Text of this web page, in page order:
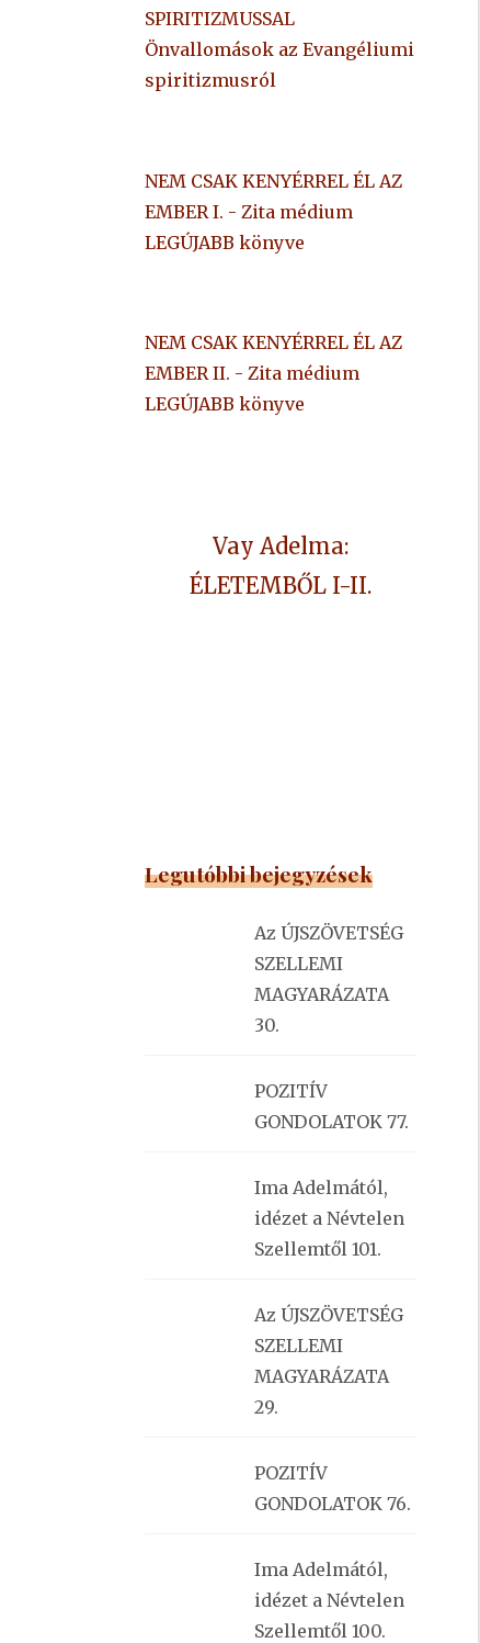
SPIRITIZMUSSAL
Önvallomások az Evangéliumi
spiritizmusról
NEM CSAK KENYÉRREL ÉL AZ
EMBER I. - Zita médium
LEGÚJABB könyve
NEM CSAK KENYÉRREL ÉL AZ
EMBER II. - Zita médium
LEGÚJABB könyve
Vay Adelma:
ÉLETEMBŐL I-II.
Legutóbbi bejegyzések
Az ÚJSZÖVETSÉG
SZELLEMI
MAGYARÁZATA
30.
POZITÍV
GONDOLATOK 77.
Ima Adelmától,
idézet a Névtelen
Szellemtől 101.
Az ÚJSZÖVETSÉG
SZELLEMI
MAGYARÁZATA
29.
POZITÍV
GONDOLATOK 76.
Ima Adelmától,
idézet a Névtelen
Szellemtől 100.